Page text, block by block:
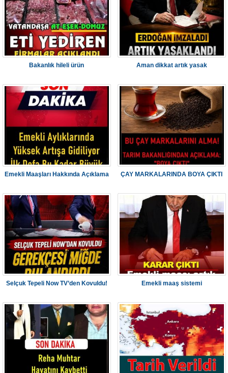
Bakanlık hileli ürün Aman dikkat artık yasak
Emekli Maaşları Hakkında Açıklama ÇAY MARKALARINDA BOYA ÇIKTI
Selçuk Tepeli Now TV’den Kovuldu! Emekli maaş sistemi